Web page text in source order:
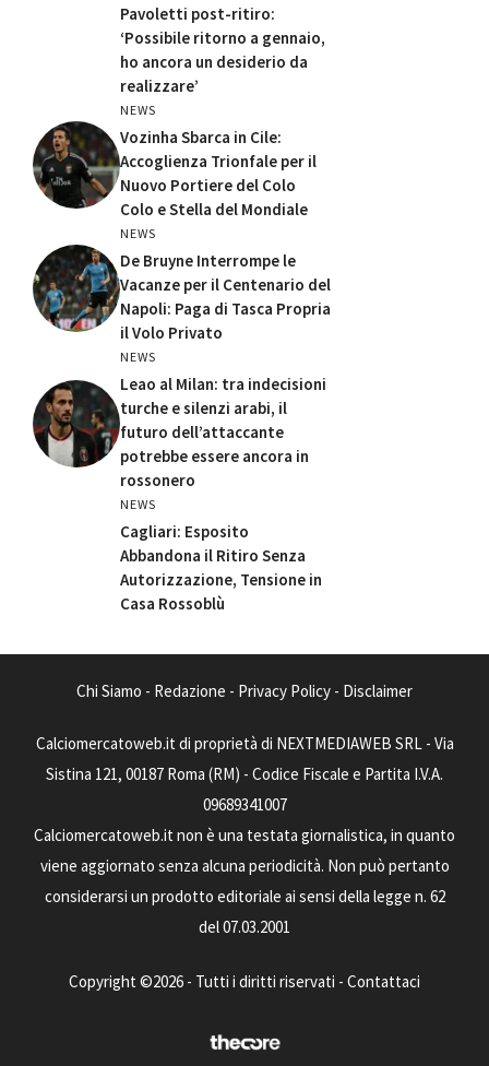
Pavoletti post-ritiro:
‘Possibile ritorno a gennaio,
ho ancora un desiderio da
realizzare’
NEWS
Vozinha Sbarca in Cile:
Accoglienza Trionfale per il
Nuovo Portiere del Colo
Colo e Stella del Mondiale
NEWS
De Bruyne Interrompe le
Vacanze per il Centenario del
Napoli: Paga di Tasca Propria
il Volo Privato
NEWS
Leao al Milan: tra indecisioni
turche e silenzi arabi, il
futuro dell’attaccante
potrebbe essere ancora in
rossonero
NEWS
Cagliari: Esposito
Abbandona il Ritiro Senza
Autorizzazione, Tensione in
Casa Rossoblù
Chi Siamo - Redazione - Privacy Policy - Disclaimer
Calciomercatoweb.it di proprietà di NEXTMEDIAWEB SRL - Via
Sistina 121, 00187 Roma (RM) - Codice Fiscale e Partita I.V.A.
09689341007
Calciomercatoweb.it non è una testata giornalistica, in quanto
viene aggiornato senza alcuna periodicità. Non può pertanto
considerarsi un prodotto editoriale ai sensi della legge n. 62
del 07.03.2001
Copyright ©2026 - Tutti i diritti riservati - Contattaci